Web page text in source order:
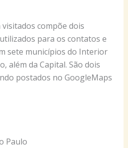
compõe dois
para os contatos e
sete municípios do Interior
além da Capital. São dois
postados no GoogleMaps
Paulo